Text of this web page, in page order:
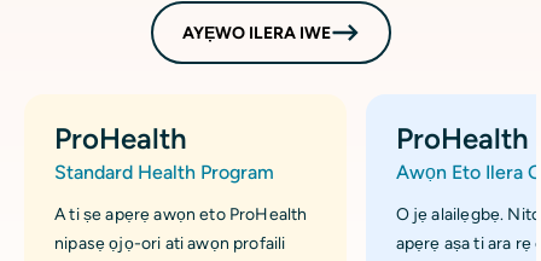
AYẸWO ILERA IWE
ProHealth
Standard Health Program
A ti ṣe apẹrẹ awọn eto ProHealth
nipasẹ ọjọ-ori ati awọn profaili
ProHealth
Awọn Eto Ilera
O jẹ alailẹgbẹ.
apẹrẹ aṣa ti ara rẹ